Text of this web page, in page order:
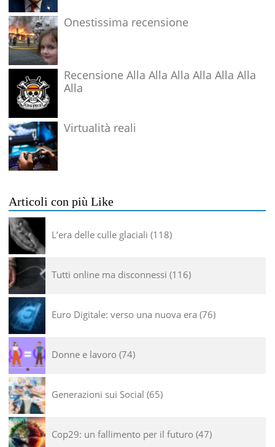
Onestissima recensione
Recensione Alla Alla Alla Alla Alla Alla
Alla
Virtualità reali
Articoli con più Like
L’era delle culle glaciali 118
Tutti online ma disconnessi 116
Euro Digitale: verso una nuova era 76
Donne e lavoro 74
Generazioni sui Social 65
Cop29: un fallimento per il futuro 47